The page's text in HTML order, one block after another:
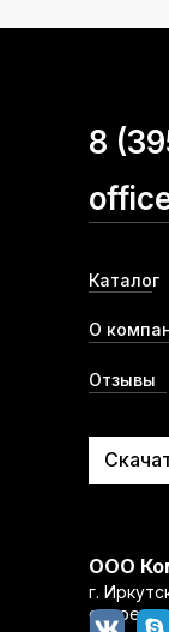
8
г.
ООО
Каталог
О
Отзывы